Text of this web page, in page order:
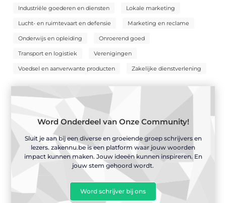
Industriële goederen en diensten Lokale marketing
Lucht- en ruimtevaart en defensie Marketing en reclame
Onderwijs en opleiding Onroerend goed
Transport en logistiek Verenigingen
Voedsel en aanverwante producten Zakelijke dienstverlening
Word Onderdeel van Onze Community!
Sluit je aan bij een diverse en groeiende groep schrijvers en
lezers. zakennu.be is een platform waar jouw woorden
impact kunnen maken. Jouw ideeën kunnen inspireren. En
jouw stem gehoord wordt.
Word schrijver bij ons